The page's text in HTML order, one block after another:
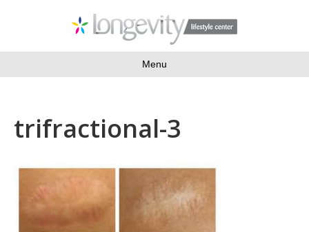
Menu
trifractional-3